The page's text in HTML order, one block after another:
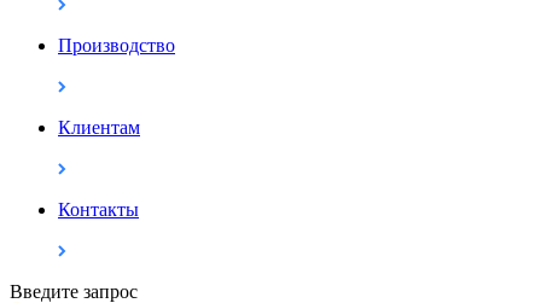
Производство
Клиентам
Контакты
Введите запрос